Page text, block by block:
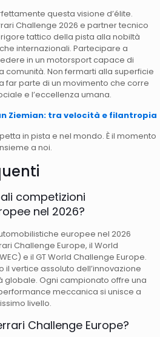
questa visione d’élite.
Challenge 2026 e partner tecnico
tattico della pista alla nobiltà
internazionali. Partecipare a
in un motorsport capace di
Non fermarti alla superficie
far parte di un movimento che corre
e l’eccellenza umana.
Ziemian: tra velocità e filantropia
in pista e nel mondo. È il momento
a noi.
competizioni
nel 2026?
europee nel 2026
Challenge Europe, il World
e il GT World Challenge Europe.
vertice assoluto dell’innovazione
globale. Ogni campionato offre una
meccanica si unisce a
livello.
Challenge Europe?